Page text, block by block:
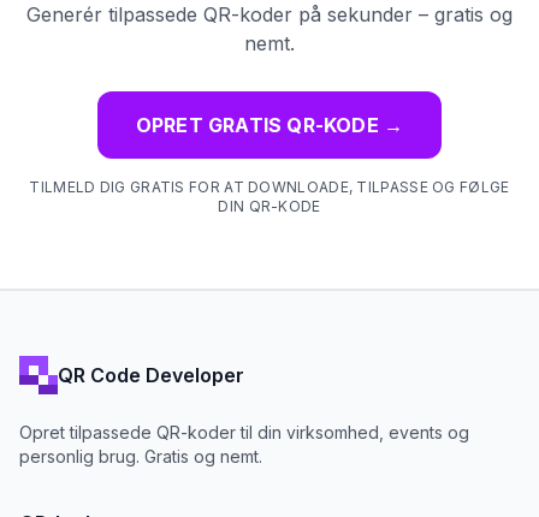
Generér tilpassede QR-koder på sekunder – gratis og
nemt.
OPRET GRATIS QR-KODE →
TILMELD DIG GRATIS FOR AT DOWNLOADE, TILPASSE OG FØLGE
DIN QR-KODE
QR Code Developer
Opret tilpassede QR-koder til din virksomhed, events og
personlig brug. Gratis og nemt.